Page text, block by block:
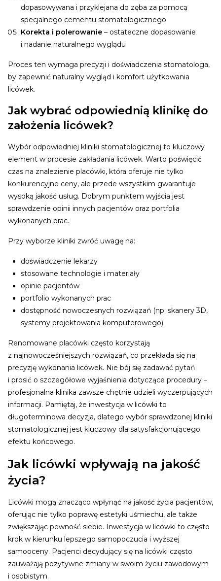
dopasowywana i przyklejana do zęba za pomocą
specjalnego cementu stomatologicznego
Korekta i polerowanie – ostateczne dopasowanie
i nadanie naturalnego wyglądu
Proces ten wymaga precyzji i doświadczenia stomatologa,
by zapewnić naturalny wygląd i komfort użytkowania
licówek.
Jak wybrać odpowiednią klinikę do
założenia licówek?
Wybór odpowiedniej kliniki stomatologicznej to kluczowy
element w procesie zakładania licówek. Warto poświęcić
czas na znalezienie placówki, która oferuje nie tylko
konkurencyjne ceny, ale przede wszystkim gwarantuje
wysoką jakość usług. Dobrym punktem wyjścia jest
sprawdzenie opinii innych pacjentów oraz portfolia
wykonanych prac.
Przy wyborze kliniki zwróć uwagę na:
doświadczenie lekarzy
stosowane technologie i materiały
opinie pacjentów
portfolio wykonanych prac
dostępność nowoczesnych rozwiązań (np. skanery 3D,
systemy projektowania komputerowego)
Renomowane placówki często korzystają
z najnowocześniejszych rozwiązań, co przekłada się na
precyzję wykonania licówek. Nie bój się zadawać pytań
i prosić o szczegółowe wyjaśnienia dotyczące procedury –
profesjonalna klinika zawsze chętnie udzieli wyczerpujących
informacji. Pamiętaj, że inwestycja w licówki to
długoterminowa decyzja, dlatego wybór sprawdzonej kliniki
stomatologicznej jest kluczowy dla satysfakcjonującego
efektu końcowego.
Jak licówki wpływają na jakość
życia?
Licówki mogą znacząco wpłynąć na jakość życia pacjentów,
oferując nie tylko poprawę estetyki uśmiechu, ale także
zwiększając pewność siebie. Inwestycja w licówki to często
krok w kierunku lepszego samopoczucia i wyższej
samooceny. Pacjenci decydujący się na licówki często
zauważają pozytywne zmiany w swoim życiu zawodowym
i osobistym.